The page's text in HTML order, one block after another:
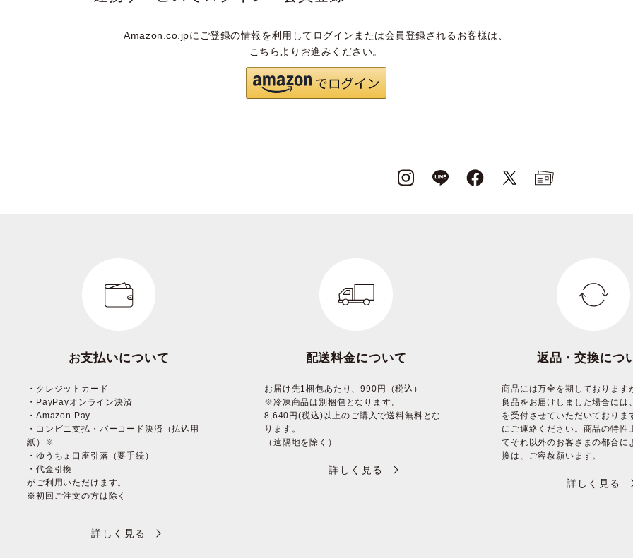
Amazon.co.jpにご登録の情報を利用して ログインまたは会員登録されるお客様は、
こちらよりお進みください。
お支払いについて
・クレジットカード
・PayPayオンライン決済
・Amazon Pay
・コンビニ支払・バーコード決済（払込用
紙）※
・ゆうちょ口座引落（要手続）
・代金引換
がご利用いただけます。
※初回ご注文の方は除く
詳しく見る
配送料金について
お届け先1梱包あたり、990円（税込）
※冷凍商品は別梱包となります。
8,640円(税込)以上のご購入で送料無料とな
ります。
（遠隔地を除く）
詳しく見る
返品・交換につ
商品には万全を期しております
良品をお届けしました場合には
を受付させていただいておりま
にご連絡ください。商品の特性
てそれ以外のお客さまの都合に
換は、ご容赦願います。
詳しく見る